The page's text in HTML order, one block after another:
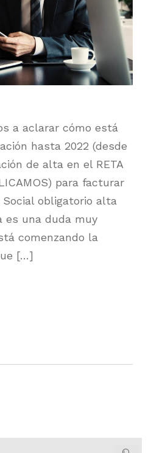
a aclarar cómo está
hasta 2022 (desde
de alta en el RETA
para facturar
obligatorio alta
es una duda muy
comenzando la
[…]